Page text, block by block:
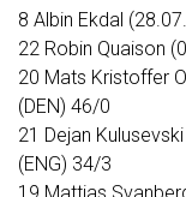
8 Albin Ekdal
22 Robin Quaison
20 Mats Kristoffer
(DEN) 46/0
21 Dejan
(ENG) 34/3